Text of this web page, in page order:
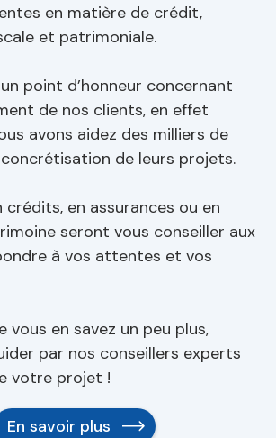
en matière de crédit,
et patrimoniale.
point d’honneur concernant
de nos clients, en effet
avons aidez des milliers de
de leurs projets.
crédits, en assurances ou en
seront vous conseiller aux
à vos attentes et vos
vous en savez un peu plus,
par nos conseillers experts
votre projet !
En savoir plus